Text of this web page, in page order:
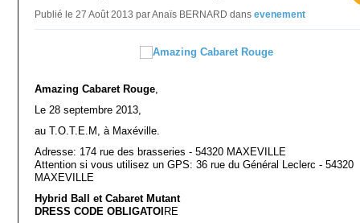
Publié le 27 Août 2013 par Anaïs BERNARD dans evenement
Amazing Cabaret Rouge
Le 28 septembre 2013,
au T.O.T.E.M, à Maxéville.
Adresse: 174 rue des brasseries - 54320 MAXEVILLE
Attention si vous utilisez un GPS: 36 rue du Général Leclerc - 54320
MAXEVILLE
Hybrid Ball et Cabaret Mutant
DRESS CODE OBLIGATOIRE